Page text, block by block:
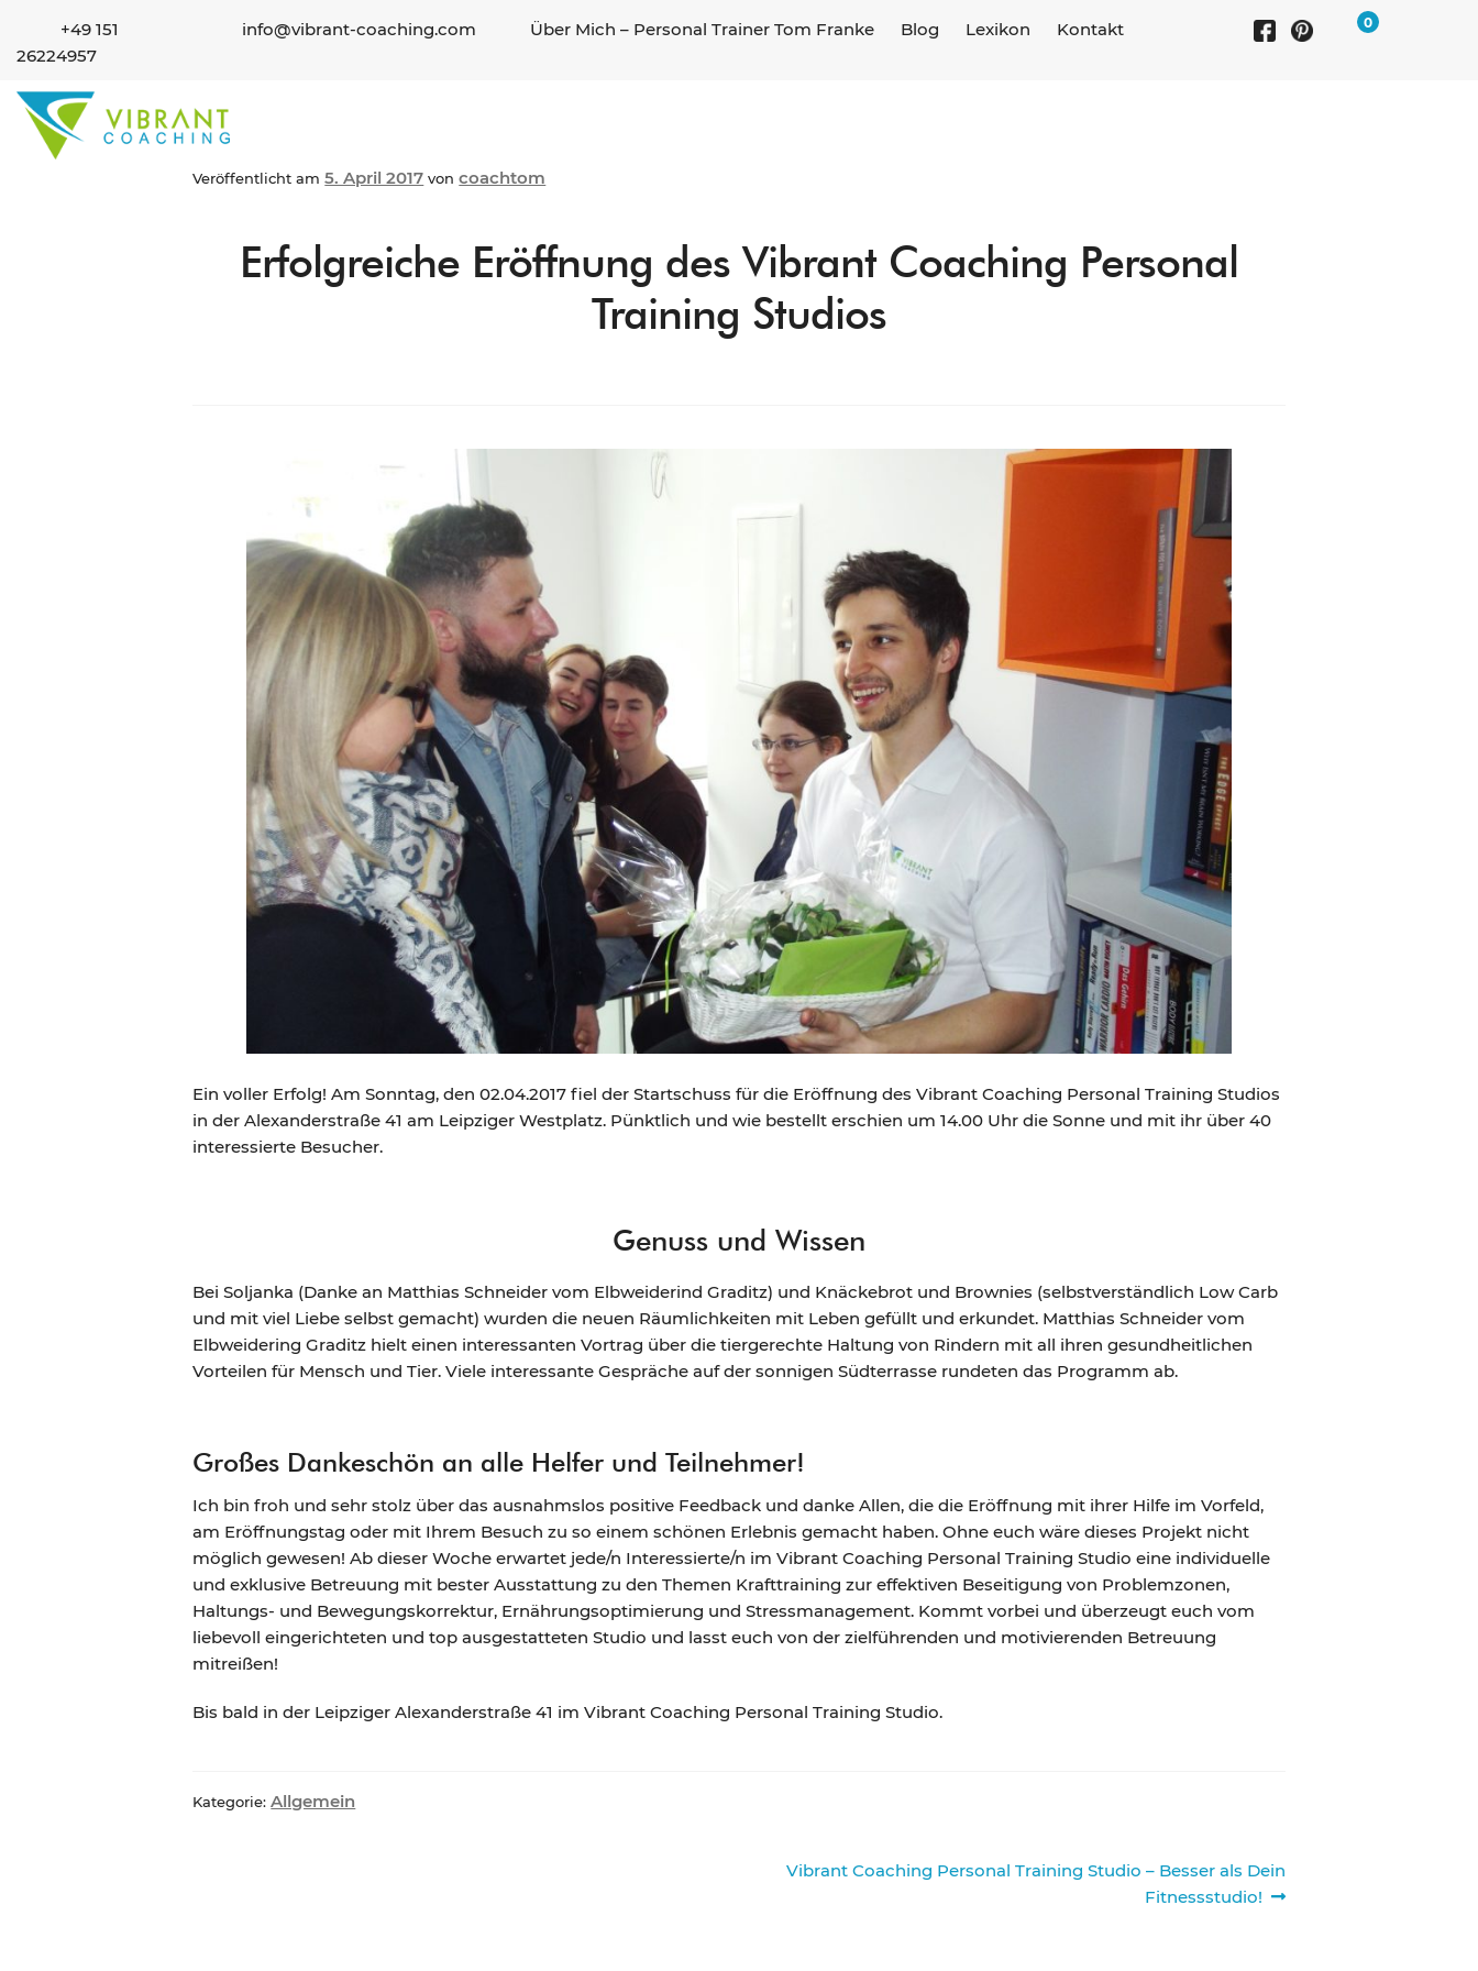
info@vibrant-coaching.com
+49 151
26224957
Über Mich – Personal Trainer Tom Franke Blog Lexikon Kontakt 0
Veröffentlicht am5. April 2017 voncoachtom
Erfolgreiche Eröffnung des Vibrant Coaching Personal
Training Studios
Ein voller Erfolg! Am Sonntag, den 02.04.2017 fiel der Startschuss für die Eröffnung des Vibrant Coaching Personal Training Studios
in der Alexanderstraße 41 am Leipziger Westplatz. Pünktlich und wie bestellt erschien um 14.00 Uhr die Sonne und mit ihr über 40
interessierte Besucher.
Genuss und Wissen
Bei Soljanka (Danke an Matthias Schneider vom Elbweiderind Graditz) und Knäckebrot und Brownies (selbstverständlich Low Carb
und mit viel Liebe selbst gemacht) wurden die neuen Räumlichkeiten mit Leben gefüllt und erkundet. Matthias Schneider vom
Elbweidering Graditz hielt einen interessanten Vortrag über die tiergerechte Haltung von Rindern mit all ihren gesundheitlichen
Vorteilen für Mensch und Tier. Viele interessante Gespräche auf der sonnigen Südterrasse rundeten das Programm ab.
Großes Dankeschön an alle Helfer und Teilnehmer!
Ich bin froh und sehr stolz über das ausnahmslos positive Feedback und danke Allen, die die Eröffnung mit ihrer Hilfe im Vorfeld,
am Eröffnungstag oder mit Ihrem Besuch zu so einem schönen Erlebnis gemacht haben. Ohne euch wäre dieses Projekt nicht
möglich gewesen! Ab dieser Woche erwartet jede/n Interessierte/n im Vibrant Coaching Personal Training Studio eine individuelle
und exklusive Betreuung mit bester Ausstattung zu den Themen Krafttraining zur effektiven Beseitigung von Problemzonen,
Haltungs- und Bewegungskorrektur, Ernährungsoptimierung und Stressmanagement. Kommt vorbei und überzeugt euch vom
liebevoll eingerichteten und top ausgestatteten Studio und lasst euch von der zielführenden und motivierenden Betreuung
mitreißen!
Bis bald in der Leipziger Alexanderstraße 41 im Vibrant Coaching Personal Training Studio.
Kategorie:Allgemein
Nächster
Vibrant Coaching Personal Training Studio – Besser als Dein
Fitnessstudio!